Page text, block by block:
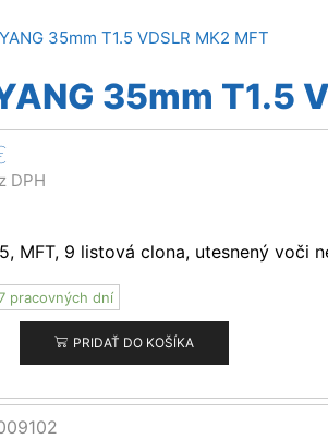
35mm T1.5 VDSLR MK2 MFT
35mm T1.5
DPH
MFT, 9 listová clona, utesnený voči
pracovných dní
PRIDAŤ DO KOŠÍKA